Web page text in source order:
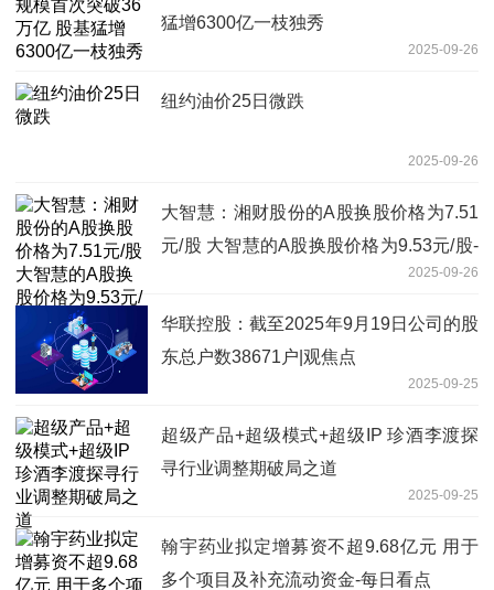
猛增6300亿一枝独秀
2025-09-26
纽约油价25日微跌
2025-09-26
大智慧：湘财股份的A股换股价格为7.51
元/股 大智慧的A股换股价格为9.53元/股-
2025-09-26
华联控股：截至2025年9月19日公司的股
东总户数38671户|观焦点
2025-09-25
超级产品+超级模式+超级IP 珍酒李渡探
寻行业调整期破局之道
2025-09-25
翰宇药业拟定增募资不超9.68亿元 用于
多个项目及补充流动资金-每日看点